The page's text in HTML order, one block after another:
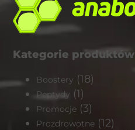
Kategorie produktów
Boostery (18)
Peptydy (1)
Promocje (3)
Prozdrowotne (12)